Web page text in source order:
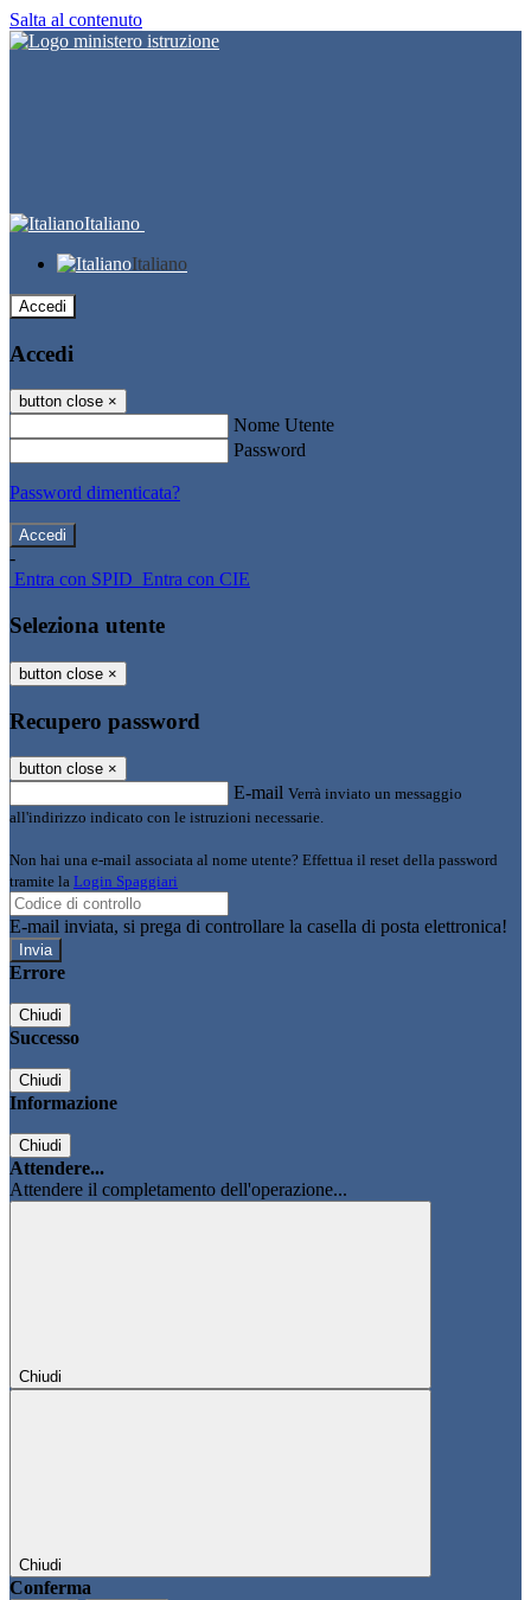
Salta al contenuto
Italiano
Italiano
Accedi
Accedi
button close ×
Nome Utente
Password
Password dimenticata?
-
Entra con SPID Entra con CIE
Seleziona utente
button close ×
Recupero password
button close ×
E-mail Verrà inviato un messaggio
all'indirizzo indicato con le istruzioni necessarie.
Non hai una e-mail associata al nome utente? Effettua il reset della password
tramite la Login Spaggiari
E-mail inviata, si prega di controllare la casella di posta elettronica!
Errore
Chiudi
Successo
Chiudi
Informazione
Chiudi
Attendere...
Attendere il completamento dell'operazione...
Chiudi
Chiudi
Conferma